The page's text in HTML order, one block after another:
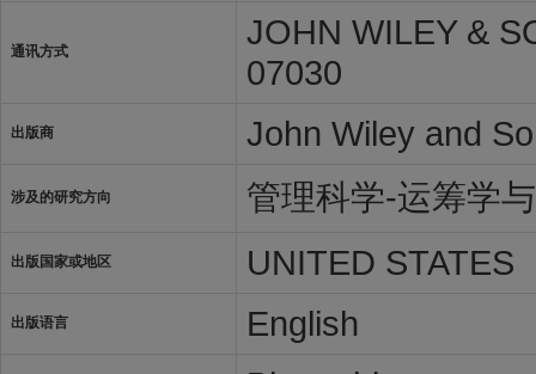
通讯方式
JOHN WILEY &
07030
出版商 John Wiley and
涉及的研究方向 管理科学-运筹学
出版国家或地区 UNITED STATES
出版语言 English